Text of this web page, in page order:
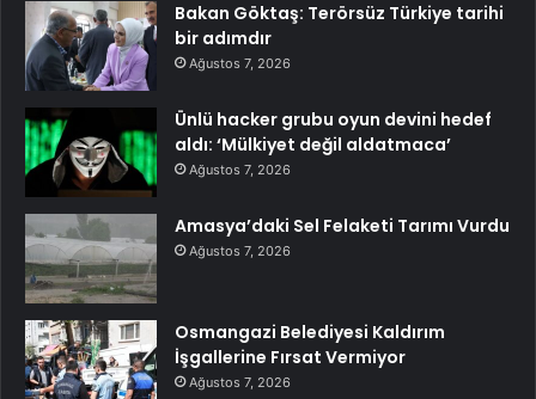
Bakan Göktaş: Terörsüz Türkiye tarihi
bir adımdır
Ağustos 7, 2026
Ünlü hacker grubu oyun devini hedef
aldı: ‘Mülkiyet değil aldatmaca’
Ağustos 7, 2026
Amasya’daki Sel Felaketi Tarımı Vurdu
Ağustos 7, 2026
Osmangazi Belediyesi Kaldırım
İşgallerine Fırsat Vermiyor
Ağustos 7, 2026